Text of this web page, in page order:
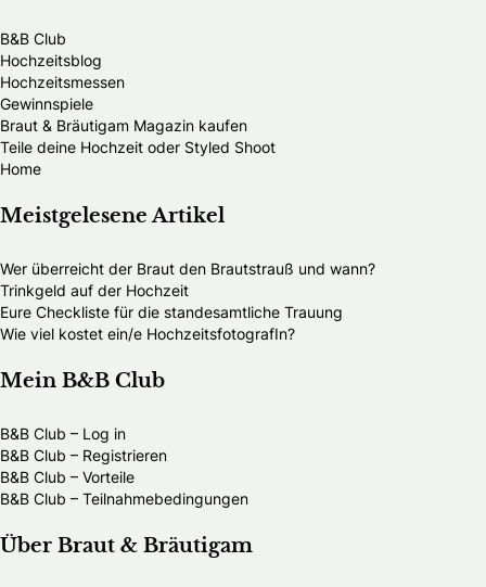
B&B Club
Hochzeitsblog
Hochzeitsmessen
Gewinnspiele
Braut & Bräutigam Magazin kaufen
Teile deine Hochzeit oder Styled Shoot
Home
Meistgelesene Artikel
Wer überreicht der Braut den Brautstrauß und wann?
Trinkgeld auf der Hochzeit
Eure Checkliste für die standesamtliche Trauung
Wie viel kostet ein/e HochzeitsfotografIn?
Mein B&B Club
B&B Club – Log in
B&B Club – Registrieren
B&B Club – Vorteile
B&B Club – Teilnahmebedingungen
Über Braut & Bräutigam